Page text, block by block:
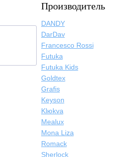
Производитель
DANDY
DarDav
Francesco Rossi
Futuka
Futuka Kids
Goldtex
Grafis
Keyson
Klюkva
Mealux
Mona Liza
Romack
Sherlock